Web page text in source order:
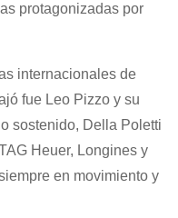
protagonizadas por
internacionales de
fue Leo Pizzo y su
sostenido, Della Poletti
Heuer, Longines y
en movimiento y